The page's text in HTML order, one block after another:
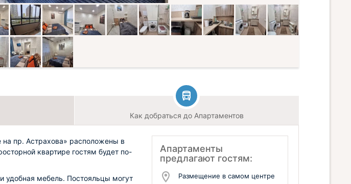
Как добраться до Апартаментов
Апартаменты
предлагают гостям:
Размещение в самом центре
пр. Астрахова» расположены в
квартире гостям будет по-
удобная мебель. Постояльцы могут